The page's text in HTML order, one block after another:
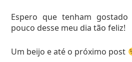
Espero que tenham
pouco desse meu dia tão feliz!
Um beijo e até o próximo post